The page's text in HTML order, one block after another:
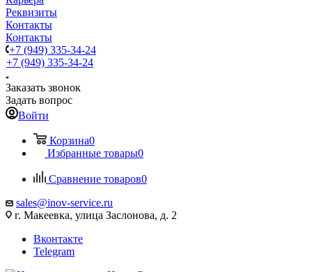
Реквизиты
Контакты
Контакты
+7 (949) 335-34-24
+7 (949) 335-34-24
Заказать звонок
Задать вопрос
Войти
Корзина0
Избранные товары0
Сравнение товаров0
sales@inov-service.ru
г. Макеевка, улица Заслонова, д. 2
Вконтакте
Telegram